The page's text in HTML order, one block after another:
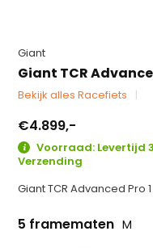
Giant
Giant TCR
Bekijk alles Racefiets
€4.899,-
Voorraad: Levertijd
Verzending
Giant TCR Advanced Pro
5 framematen M